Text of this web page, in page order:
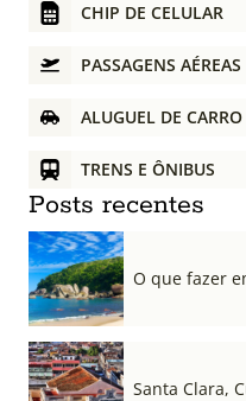
CHIP DE CELULAR
PASSAGENS AÉREAS
ALUGUEL DE CARRO
TRENS E ÔNIBUS
Posts recentes
O que fazer
Santa Clara,